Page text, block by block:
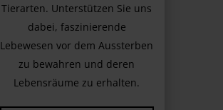
Tierarten. Unterstützen Sie uns
dabei, faszinierende
Lebewesen vor dem Aussterben
zu bewahren und deren
Lebensräume zu erhalten.